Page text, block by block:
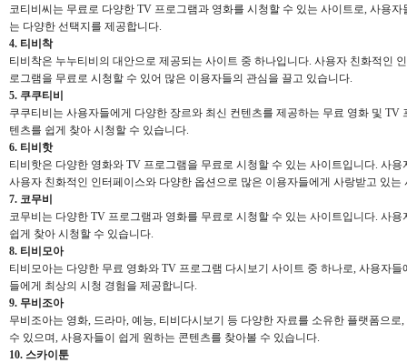
코티비씨는 무료로 다양한 TV 프로그램과 영화를 시청할 수 있는 사이트로, 사용
는 다양한 선택지를 제공합니다.
4. 티비착
티비착은 누누티비의 대안으로 제공되는 사이트 중 하나입니다. 사용자 친화적인
로그램을 무료로 시청할 수 있어 많은 이용자들의 관심을 끌고 있습니다.
5. 쿠쿠티비
쿠쿠티비는 사용자들에게 다양한 장르와 최신 컨텐츠를 제공하는 무료 영화 및
텐츠를 쉽게 찾아 시청할 수 있습니다.
6. 티비핫
티비핫은 다양한 영화와 TV 프로그램을 무료로 시청할 수 있는 사이트입니다. 사
사용자 친화적인 인터페이스와 다양한 옵션으로 많은 이용자들에게 사랑받고 있는
7. 코무비
코무비는 다양한 TV 프로그램과 영화를 무료로 시청할 수 있는 사이트입니다. 사
쉽게 찾아 시청할 수 있습니다.
8. 티비모아
티비모아는 다양한 무료 영화와 TV 프로그램 다시보기 사이트 중 하나로, 사용자
들에게 최상의 시청 경험을 제공합니다.
9. 무비조아
무비조아는 영화, 드라마, 예능, 티비다시보기 등 다양한 자료를 소유한 플랫폼으
수 있으며, 사용자들이 쉽게 원하는 콘텐츠를 찾아볼 수 있습니다.
10. 스카이툰